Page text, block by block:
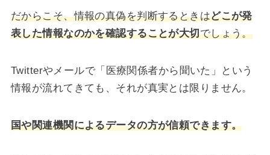
だからこそ、情報の真偽を判断するときはどこが発
表した情報なのかを確認することが大切でしょう。
Twitterやメールで「医療関係者から聞いた」という
情報が流れてきても、それが真実とは限りません。
国や関連機関によるデータの方が信頼できます。